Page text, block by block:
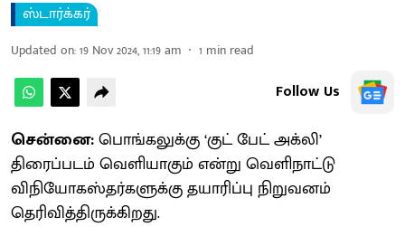
ஸ்டார்க்கர்
Updated on:19 Nov 2024, 11:19 am 1 min read
Follow Us
சென்னை:பொங்கலுக்கு ‘குட் பேட் அக்லி’
திரைப்படம் வெளியாகும் என்று வெளிநாட்டு
விநியோகஸ்தர்களுக்கு தயாரிப்பு நிறுவனம்
தெரிவித்திருக்கிறது.